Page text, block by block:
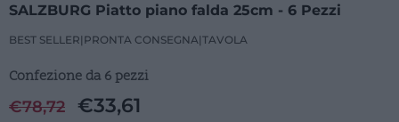
SALZBURG Piatto piano falda 25cm - 6 Pezzi
BEST SELLER| PRONTA CONSEGNA|TAVOLA
Confezione da 6 pezzi
€78,72 €33,61